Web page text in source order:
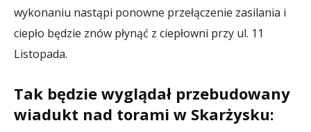
wykonaniu nastąpi ponowne przełączenie zasilania i
ciepło będzie znów płynąć z ciepłowni przy ul. 11
Listopada.
Tak będzie wyglądał przebudowany
wiadukt nad torami w Skarżysku: